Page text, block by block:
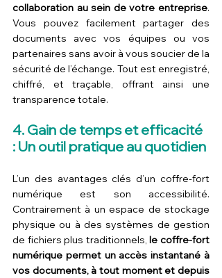
collaboration au sein de votre entreprise.
Vous pouvez facilement partager des
documents avec vos équipes ou vos
partenaires sans avoir à vous soucier de la
sécurité de l’échange. Tout est enregistré,
chiffré, et traçable, offrant ainsi une
transparence totale.
4. Gain de temps et efficacité
: Un outil pratique au quotidien
L’un des avantages clés d’un coffre-fort
numérique est son accessibilité.
Contrairement à un espace de stockage
physique ou à des systèmes de gestion
de fichiers plus traditionnels, le coffre-fort
numérique permet un accès instantané à
vos documents, à tout moment et depuis